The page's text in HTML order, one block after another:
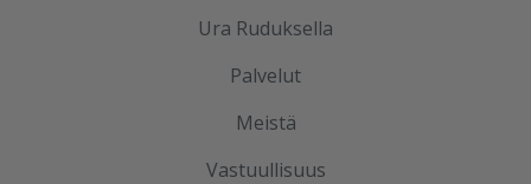
Ura Ruduksella
Palvelut
Meistä
Vastuullisuus